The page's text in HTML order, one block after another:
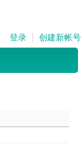
登录 创建新帐号